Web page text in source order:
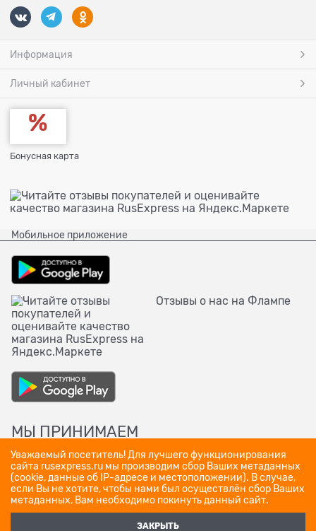
Информация
Личный кабинет
Бонусная карта
Мобильное приложение
Отзывы о нас на Флампе
МЫ ПРИНИМАЕМ
Уважаемый посетитель! Для лучшего функционирования
сайта rusexpress.ru мы производим сбор Ваших метаданных
(cookie, данные об IP-адресе и местоположении). В случае,
если Вы не хотите, чтобы нами был осуществлён сбор Ваших
метаданных, Вам необходимо покинуть данный сайт.
ЗАКРЫТЬ